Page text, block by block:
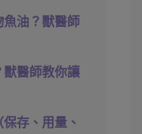
油？獸醫師
獸醫師教你讓
存、用量、